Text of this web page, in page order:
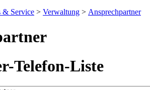
& Service > Verwaltung > Ansprechpartner
Telefon-Liste